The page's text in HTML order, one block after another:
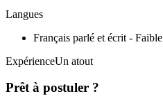
Langues
Français parlé et écrit - Faible
ExpérienceUn atout
Prêt à postuler ?